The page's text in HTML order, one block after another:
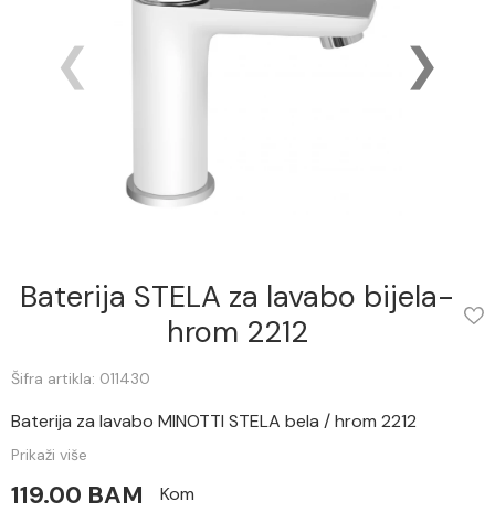
Baterija STELA za lavabo bijela-
hrom 2212
Šifra artikla: 011430
Baterija za lavabo MINOTTI STELA bela / hrom 2212
Prikaži više
119.00 BAM Kom